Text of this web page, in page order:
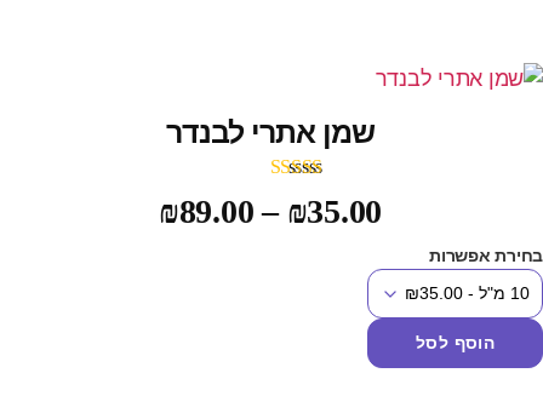
שמן אתרי לבנדר
מתוך 5
₪35.00
–
₪89.00
אפשרות
הוסף לסל